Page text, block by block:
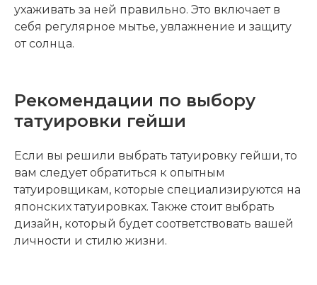
ухаживать за ней правильно. Это включает в
себя регулярное мытье, увлажнение и защиту
от солнца.
Рекомендации по выбору
татуировки гейши
Если вы решили выбрать татуировку гейши, то
вам следует обратиться к опытным
татуировщикам, которые специализируются на
японских татуировках. Также стоит выбрать
дизайн, который будет соответствовать вашей
личности и стилю жизни.